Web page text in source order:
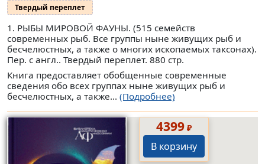
Твердый переплет
1. РЫБЫ МИРОВОЙ ФАУНЫ. (515 семейств
современных рыб. Все группы ныне живущих рыб и
бесчелюстных, а также о многих ископаемых таксонах).
Пер. с англ.. Твердый переплет. 880 стр.
Книга предоставляет обобщенные современные
сведения обо всех группах ныне живущих рыб и
бесчелюстных, а также... (Подробнее)
4399₽
В корзину